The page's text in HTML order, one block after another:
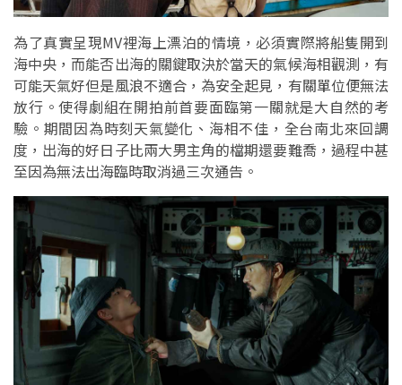
為了真實呈現MV裡海上漂泊的情境，必須實際將船隻開到
海中央，而能否出海的關鍵取決於當天的氣候海相觀測，有
可能天氣好但是風浪不適合，為安全起見，有關單位便無法
放行。使得劇組在開拍前首要面臨第一關就是大自然的考
驗。期間因為時刻天氣變化、海相不佳，全台南北來回調
度，出海的好日子比兩大男主角的檔期還要難喬，過程中甚
至因為無法出海臨時取消過三次通告。